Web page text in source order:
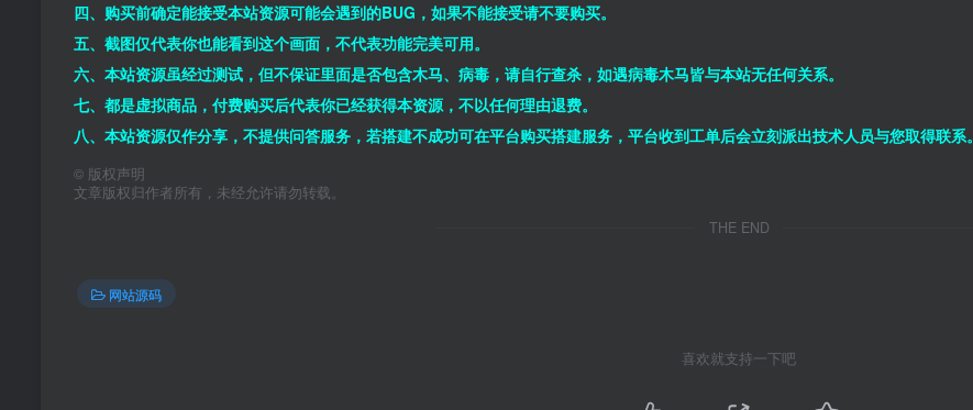
四、购买前确定能接受本站资源可能会遇到的BUG，如果不能接受请不要购买。
五、截图仅代表你也能看到这个画面，不代表功能完美可用。
六、本站资源虽经过测试，但不保证里面是否包含木马、病毒，请自行查杀，如遇病毒木马皆与本站无任何关系。
七、都是虚拟商品，付费购买后代表你已经获得本资源，不以任何理由退费。
八、本站资源仅作分享，不提供问答服务，若搭建不成功可在平台购买搭建服务，平台收到工单后会立刻派出技术人员与您取得联系。
© 版权声明
文章版权归作者所有，未经允许请勿转载。
THE END
网站源码
喜欢就支持一下吧